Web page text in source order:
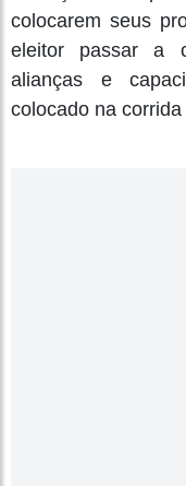
colocarem seus
eleitor passar a
alianças e
colocado na